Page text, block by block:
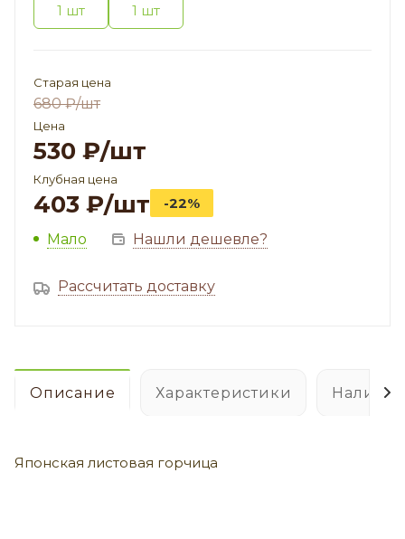
1 шт
1 шт
Старая цена
680₽/шт
Цена
530 ₽/шт
Клубная цена
403 ₽/шт -22%
Мало Нашли дешевле?
Рассчитать доставку
Описание Характеристики
Японская листовая горчица